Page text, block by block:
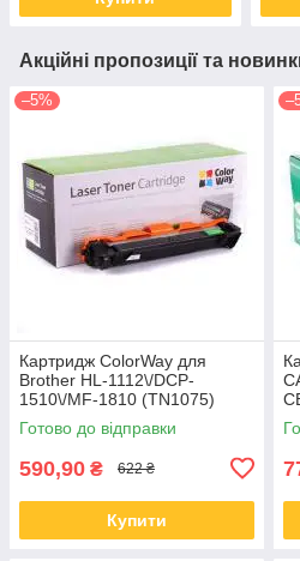
Акційні пропозиції та
–5%
Картридж ColorWay для
Brother HL-1112\/DCP-
1510\/MF-1810 (TN1075)
(CW-B1075M)
Готово до відправки
590,90 ₴ 622 ₴
Купити